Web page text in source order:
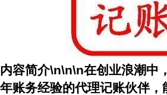
内容简介\n\n\n在创业浪潮中
年账务经验的代理记账伙伴，